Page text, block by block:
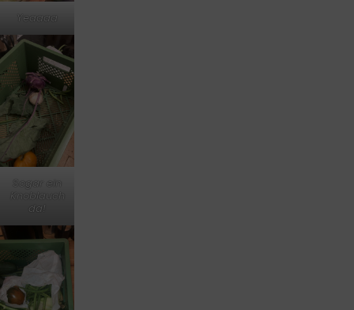
Yeaaaa
Sogar ein
Knoblauch
da!